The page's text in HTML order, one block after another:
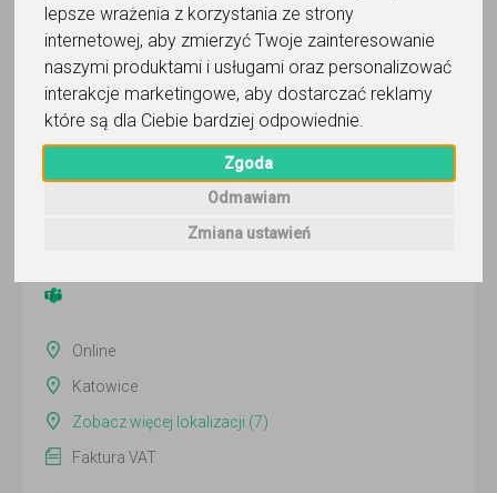
lepsze wrażenia z korzystania ze strony
internetowej, aby zmierzyć Twoje zainteresowanie
naszymi produktami i usługami oraz personalizować
interakcje marketingowe, aby dostarczać reklamy
które są dla Ciebie bardziej odpowiednie.
Zgoda
Odmawiam
Zmiana ustawień
Krzesimir KemSoft
Wyślij wiadomość
ponad 2 miesiące temu
Online
Katowice
Zobacz więcej lokalizacji (7)
Faktura VAT